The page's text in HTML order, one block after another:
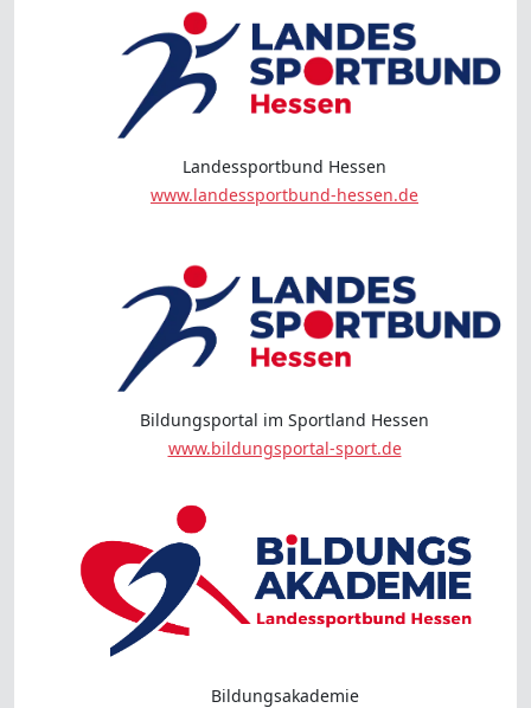
Landessportbund Hessen
www.landessportbund-hessen.de
Bildungsportal im Sportland Hessen
www.bildungsportal-sport.de
Bildungsakademie